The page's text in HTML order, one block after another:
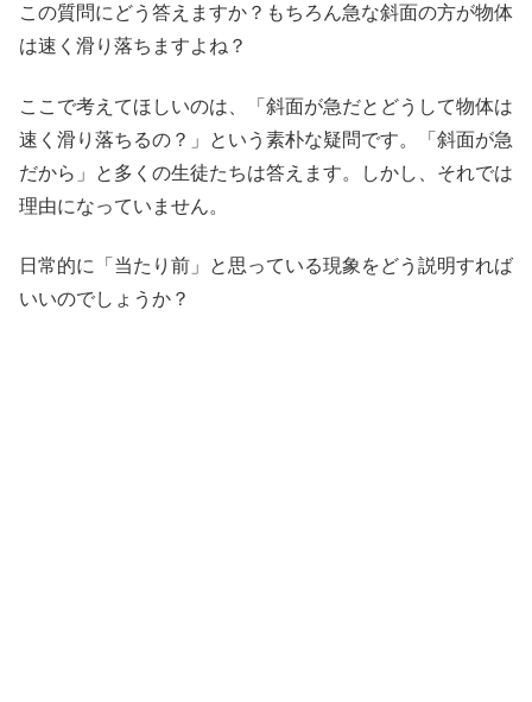
この質問にどう答えますか？もちろん急な斜面の方が物体
は速く滑り落ちますよね？
ここで考えてほしいのは、「斜面が急だとどうして物体は
速く滑り落ちるの？」という素朴な疑問です。「斜面が急
だから」と多くの生徒たちは答えます。しかし、それでは
理由になっていません。
日常的に「当たり前」と思っている現象をどう説明すれば
いいのでしょうか？